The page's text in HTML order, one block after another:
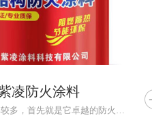
凌防火涂料
鑫紫凌防火涂料的优点比较多，首先就是它卓越的防火性能。对于钢...